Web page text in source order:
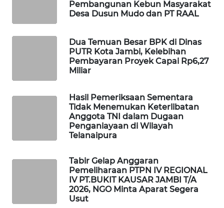
Pembangunan Kebun Masyarakat
Desa Dusun Mudo dan PT RAAL
Dua Temuan Besar BPK di Dinas
PUTR Kota Jambi, Kelebihan
Pembayaran Proyek Capai Rp6,27
Miliar
Hasil Pemeriksaan Sementara
Tidak Menemukan Keterlibatan
Anggota TNI dalam Dugaan
Penganiayaan di Wilayah
Telanaipura
Tabir Gelap Anggaran
Pemeliharaan PTPN IV REGIONAL
IV PT.BUKIT KAUSAR JAMBI T/A
2026, NGO Minta Aparat Segera
Usut
LKKI
ALPERKLINAS
NEWS